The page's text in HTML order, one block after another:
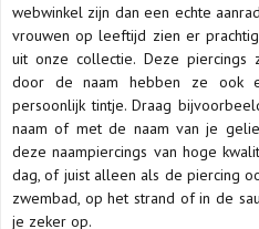
webwinkel zijn dan een echte
vrouwen op leeftijd zien er
uit onze collectie. Deze piercings
door de naam hebben ze ook
persoonlijk tintje. Draag
naam of met de naam van je
deze naampiercings van hoge
dag, of juist alleen als de piercing
zwembad, op het strand of in de
je zeker op.